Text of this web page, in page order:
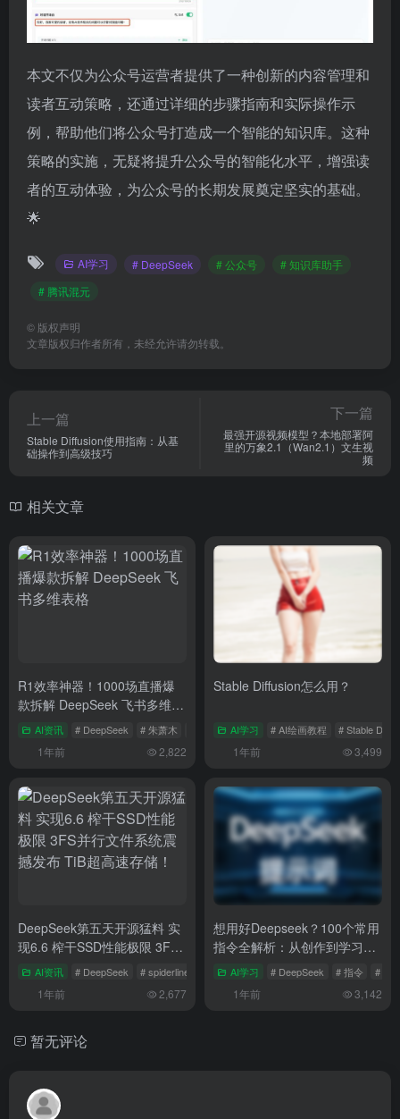
本文不仅为公众号运营者提供了一种创新的内容管理和
读者互动策略，还通过详细的步骤指南和实际操作示
例，帮助他们将公众号打造成一个智能的知识库。这种
策略的实施，无疑将提升公众号的智能化水平，增强读
者的互动体验，为公众号的长期发展奠定坚实的基础。
🌟
AI学习 # DeepSeek # 公众号
# 知识库助手
# 腾讯混元
© 版权声明
文章版权归作者所有，未经允许请勿转载。
上一篇
Stable Diffusion使用指南：从基
础操作到高级技巧
下一篇
最强开源视频模型？本地部署阿
里的万象2.1（Wan2.1）文生视
频
相关文章
R1效率神器！1000场直播爆
款拆解 DeepSeek 飞书多维表
格 AI资讯 # DeepSeek # 朱萧木 # 电商平台
1年前 2,822
Stable Diffusion怎么用？
AI学习 # AI绘画教程 # Stable
1年前 3,499
DeepSeek第五天开源猛料 实
现6.6 榨干SSD性能极限 3FS
并行文件系统震撼发布 TiB超
高速存储！
AI资讯 # DeepSeek # spiderlinebreak # 元数据
1年前 2,677
想用好Deepseek？100个常用
指令全解析：从创作到学习、
工作到生活的全方位指南
AI学习 # DeepSeek # 指令 # 提
1年前 3,142
暂无评论